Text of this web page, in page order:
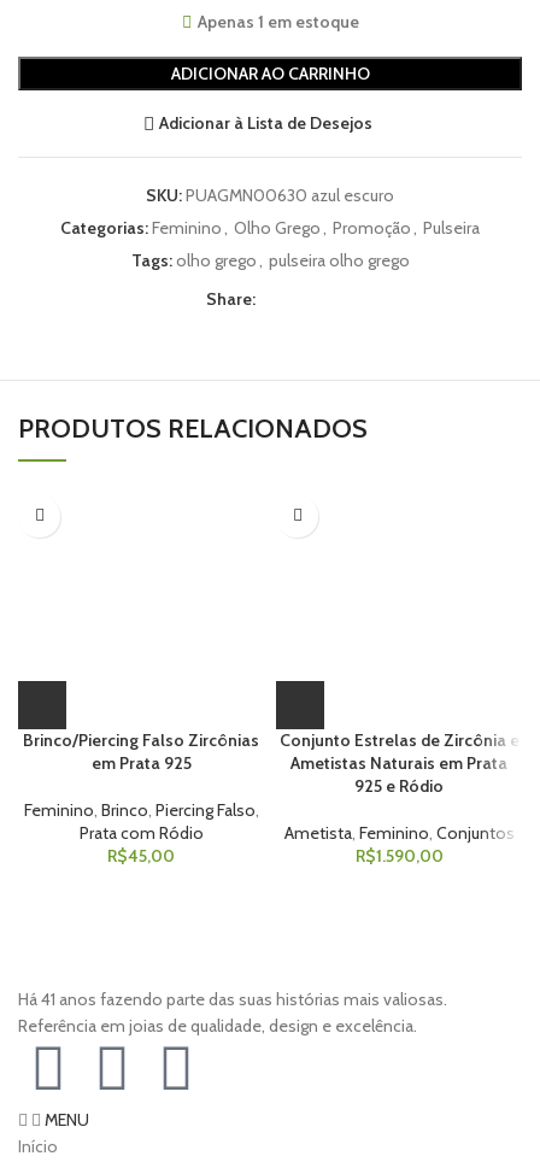
Apenas 1 em estoque
ADICIONAR AO CARRINHO
Adicionar à Lista de Desejos
SKU:PUAGMN00630 azul escuro
Categorias:Feminino, Olho Grego, Promoção, Pulseira
Tags:olho grego, pulseira olho grego
Share:
PRODUTOS RELACIONADOS
Brinco/Piercing Falso Zircônias
em Prata 925
Feminino, Brinco, Piercing Falso,
Prata com Ródio
R$45,00
Conjunto Estrelas de Zircônia e
Ametistas Naturais em Prata
925 e Ródio
Ametista, Feminino, Conjuntos
R$1.590,00
Há 41 anos fazendo parte das suas histórias mais valiosas.
Referência em joias de qualidade, design e excelência.
MENU
Início